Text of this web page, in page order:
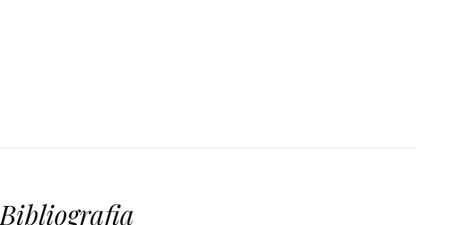
Bibliografia